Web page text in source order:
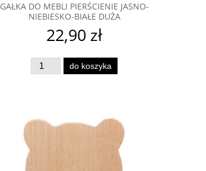
GAŁKA DO MEBLI PIERŚCIENIE JASNO-
NIEBIESKO-BIAŁE DUŻA
22,90 zł
do koszyka